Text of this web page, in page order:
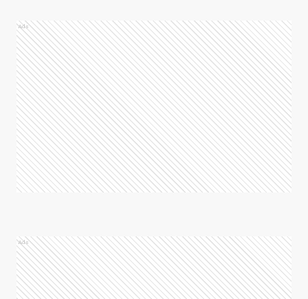
Ads
Ads